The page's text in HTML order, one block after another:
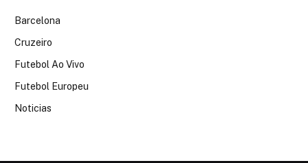
Barcelona
Cruzeiro
Futebol Ao Vivo
Futebol Europeu
Noticias